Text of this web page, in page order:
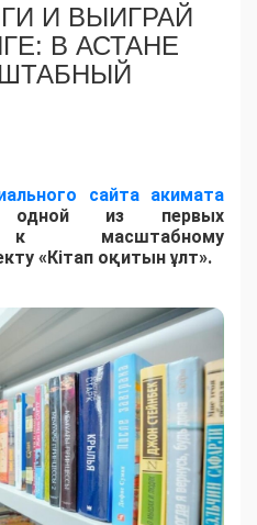
И ВЫИГРАЙ
В АСТАНЕ
сайта акимата
из первых
к масштабному
«Кітап оқитын ұлт».